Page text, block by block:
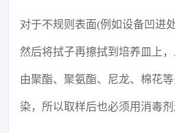
对于不规则表面(例如设备凹进
然后将拭子再擦拭到培养皿上
由聚酯、聚氨酯、尼龙、棉花
染，所以取样后也必须用消毒剂